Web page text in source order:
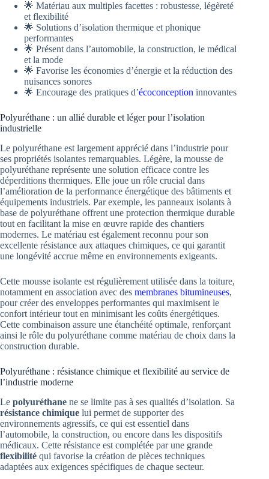
🌟 Matériau aux multiples facettes : robustesse, légèreté
et flexibilité
🌟 Solutions d’isolation thermique et phonique
performantes
🌟 Présent dans l’automobile, la construction, le médical
et la mode
🌟 Favorise les économies d’énergie et la réduction des
nuisances sonores
🌟 Encourage des pratiques d’écoconception innovantes
Polyuréthane : un allié durable et léger pour l’isolation
industrielle
Le polyuréthane est largement apprécié dans l’industrie pour
ses propriétés isolantes remarquables. Légère, la mousse de
polyuréthane représente une solution efficace contre les
déperditions thermiques. Elle joue un rôle crucial dans
l’amélioration de la performance énergétique des bâtiments et
équipements industriels. Par exemple, les panneaux isolants à
base de polyuréthane offrent une protection thermique durable
tout en facilitant la mise en œuvre rapide des chantiers
modernes. Le matériau est également reconnu pour son
excellente résistance aux attaques chimiques, ce qui garantit
une longévité accrue même en environnements exigeants.
Cette mousse isolante est régulièrement utilisée dans la toiture,
notamment en association avec des membranes bitumineuses,
pour créer des enveloppes performantes qui maximisent le
confort intérieur tout en minimisant les coûts énergétiques.
Cette combinaison assure une étanchéité optimale, renforçant
ainsi le rôle du polyuréthane comme matériau de choix dans la
construction durable.
Polyuréthane : résistance chimique et flexibilité au service de
l’industrie moderne
Le polyuréthane ne se limite pas à ses qualités d’isolation. Sa
résistance chimique lui permet de supporter des
environnements agressifs, ce qui est essentiel dans
l’automobile, la construction, ou encore dans les dispositifs
médicaux. Cette résistance est complétée par une grande
flexibilité qui favorise la création de pièces techniques
adaptées aux exigences spécifiques de chaque secteur.